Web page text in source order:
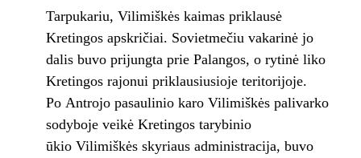
Tarpukariu, Vilimiškės kaimas priklausė
Kretingos apskričiai. Sovietmečiu vakarinė jo
dalis buvo prijungta prie Palangos, o rytinė liko
Kretingos rajonui priklausiusioje teritorijoje.
Po Antrojo pasaulinio karo Vilimiškės palivarko
sodyboje veikė Kretingos tarybinio
ūkio Vilimiškės skyriaus administracija, buvo